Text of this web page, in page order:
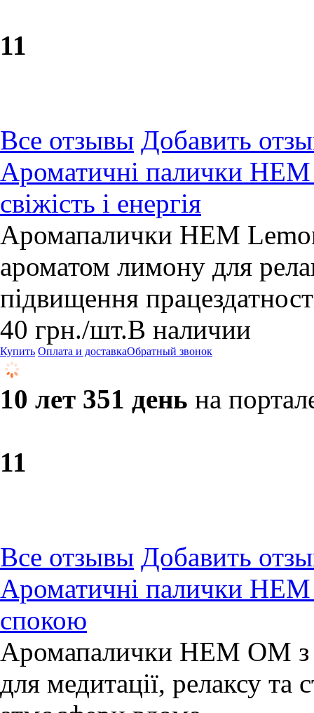
11
Все отзывы Добавить
Ароматичні палички
свіжість і енергія
Аромапалички HEM
ароматом лимону для
підвищення
40 грн./шт.В наличии
Купить Оплата и доставкаОбратный звонок
10 лет 351 день на
11
Все отзывы Добавить
Ароматичні палички HEM
спокою
Аромапалички HEM OM з
для медитації, релаксу та